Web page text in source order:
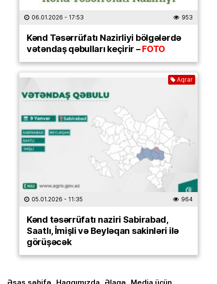
06.01.2026 - 17:53 953
Kənd Təsərrüfatı Nazirliyi bölgələrdə
vətəndaş qəbulları keçirir –FOTO
Aqrar
05.01.2026 - 11:35 964
Kənd təsərrüfatı naziri Sabirabad,
Saatlı, İmişli və Beyləqan sakinləri ilə
görüşəcək